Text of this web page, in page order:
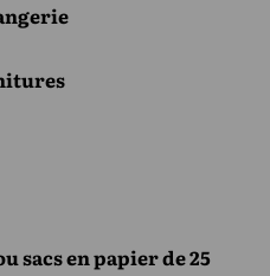
sacs en papier de 25